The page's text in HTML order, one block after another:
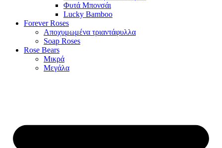
Φυτά Μπονσάι
Lucky Bamboo
Forever Roses
Αποχυμωμένα τριαντάφυλλα
Soap Roses
Rose Βears
Μικρά
Μεγάλα